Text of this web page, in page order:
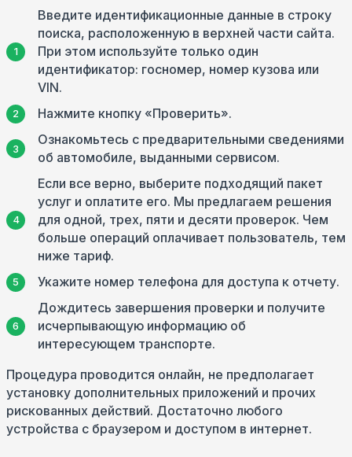
Введите идентификационные данные в строку
поиска, расположенную в верхней части сайта.
При этом используйте только один
идентификатор: госномер, номер кузова или
VIN.
Нажмите кнопку «Проверить».
Ознакомьтесь с предварительными сведениями
об автомобиле, выданными сервисом.
Если все верно, выберите подходящий пакет
услуг и оплатите его. Мы предлагаем решения
для одной, трех, пяти и десяти проверок. Чем
больше операций оплачивает пользователь, тем
ниже тариф.
Укажите номер телефона для доступа к отчету.
Дождитесь завершения проверки и получите
исчерпывающую информацию об
интересующем транспорте.
Процедура проводится онлайн, не предполагает
установку дополнительных приложений и прочих
рискованных действий. Достаточно любого
устройства с браузером и доступом в интернет.